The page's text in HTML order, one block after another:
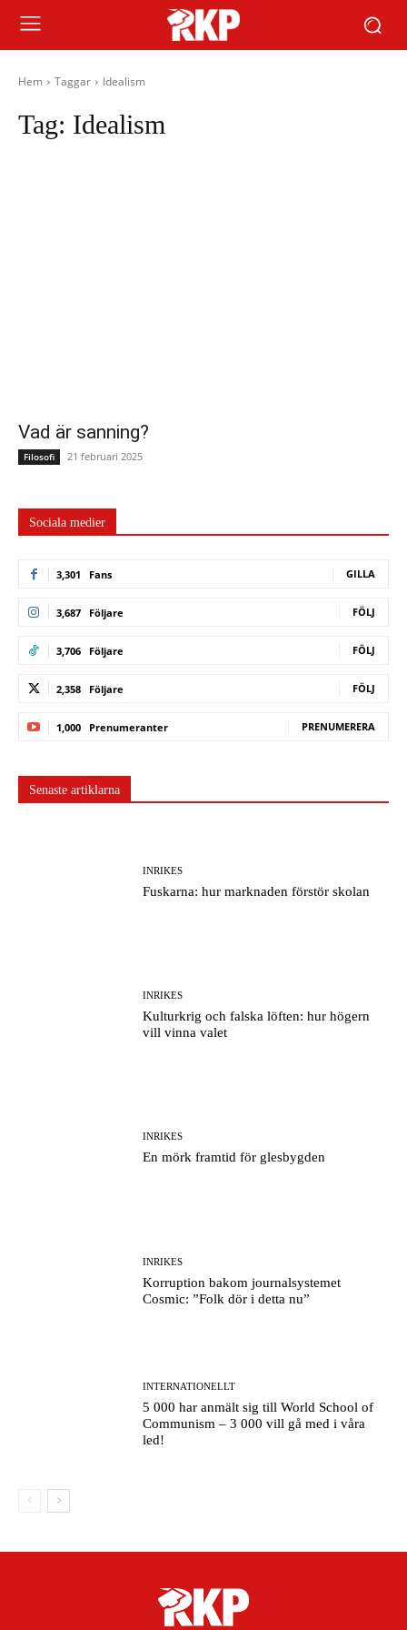
Hem Taggar Idealism
Tag: Idealism
Vad är sanning?
Filosofi 21 februari 2025
Sociala medier
3,301 Fans GILLA
3,687 Följare FÖLJ
3,706 Följare FÖLJ
2,358 Följare FÖLJ
1,000 Prenumeranter PRENUMERERA
Senaste artiklarna
INRIKES
Fuskarna: hur marknaden förstör skolan
INRIKES
Kulturkrig och falska löften: hur högern
vill vinna valet
INRIKES
En mörk framtid för glesbygden
INRIKES
Korruption bakom journalsystemet
Cosmic: ”Folk dör i detta nu”
INTERNATIONELLT
5 000 har anmält sig till World School of
Communism – 3 000 vill gå med i våra
led!